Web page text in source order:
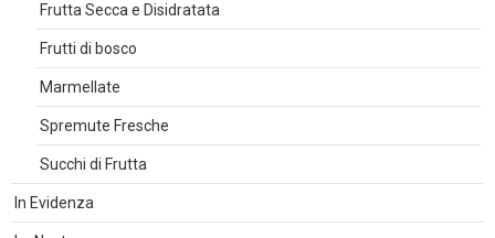
Frutta Secca e Disidratata
Frutti di bosco
Marmellate
Spremute Fresche
Succhi di Frutta
In Evidenza